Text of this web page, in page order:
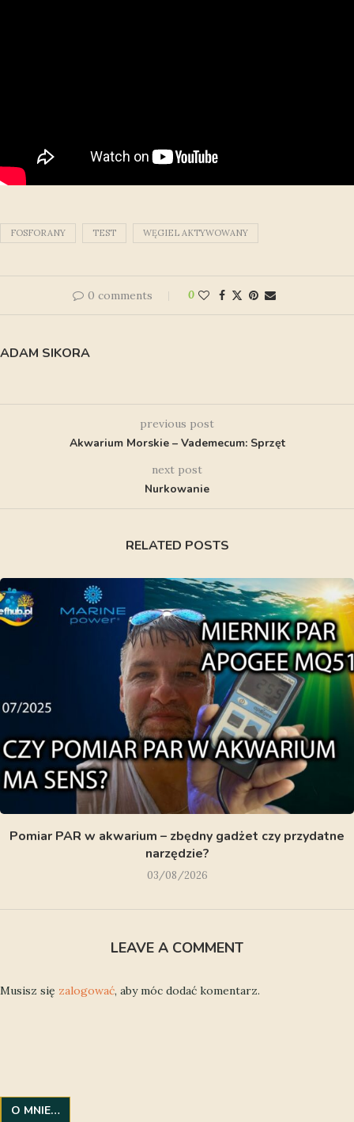
FOSFORANY TEST WĘGIEL AKTYWOWANY
0 comments 0
ADAM SIKORA
previous post
Akwarium Morskie – Vademecum: Sprzęt
next post
Nurkowanie
RELATED POSTS
Pomiar PAR w akwarium – zbędny gadżet czy przydatne
narzędzie?
03/08/2026
LEAVE A COMMENT
Musisz się zalogować, aby móc dodać komentarz.
O MNIE…